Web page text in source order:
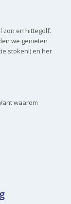
zon en hittegolf.
we genieten
stoken!) en her
waarom